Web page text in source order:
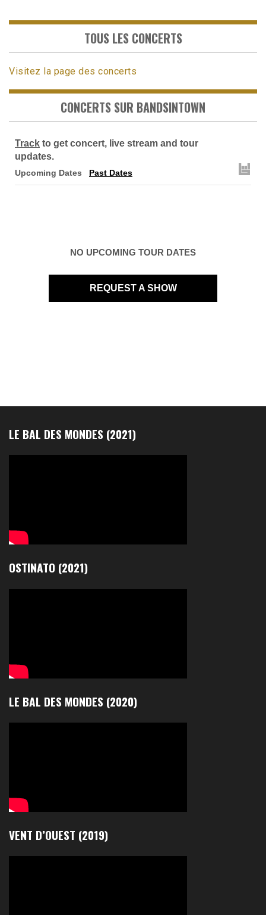
TOUS LES CONCERTS
Visitez la page des concerts
CONCERTS SUR BANDSINTOWN
Track to get concert, live stream and tour
updates.
Upcoming Dates Past Dates
NO UPCOMING TOUR DATES
REQUEST A SHOW
LE BAL DES MONDES (2021)
OSTINATO (2021)
LE BAL DES MONDES (2020)
VENT D’OUEST (2019)